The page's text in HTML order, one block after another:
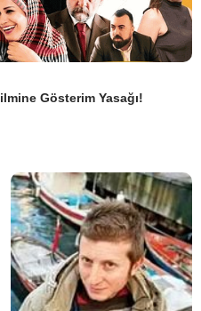
Gösterim Yasağı!